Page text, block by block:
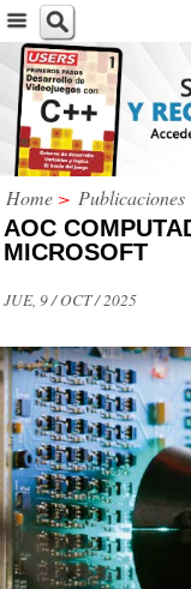
Home > Publicaciones
AOC
MICROSOFT
JUE, 9 / OCT / 2025